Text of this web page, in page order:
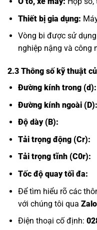
Thiết bị gia dụng:
Vòng bi được sử
nghiệp nậng và công
2.3 Thông số kỹ thuật
Đường kính trong (d):
Đường kính ngoài (D):
Độ dày (B):
Tải trọng động (Cr):
Tải trọng tĩnh (C0r):
Tốc độ quay tối đa:
Để tìm hiểu rõ các
với chúng tôi qua
Điện thoại cố định: